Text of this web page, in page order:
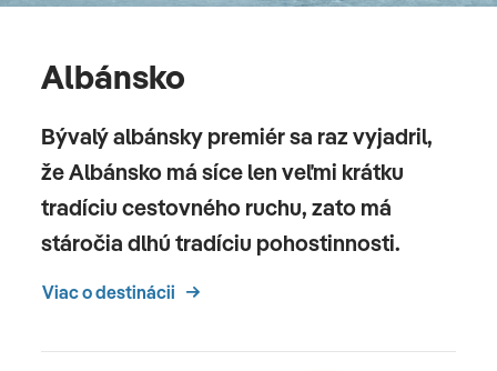
Albánsko
Bývalý albánsky premiér sa raz vyjadril,
že Albánsko má síce len veľmi krátku
tradíciu cestovného ruchu, zato má
stáročia dlhú tradíciu pohostinnosti.
Viac o destinácii